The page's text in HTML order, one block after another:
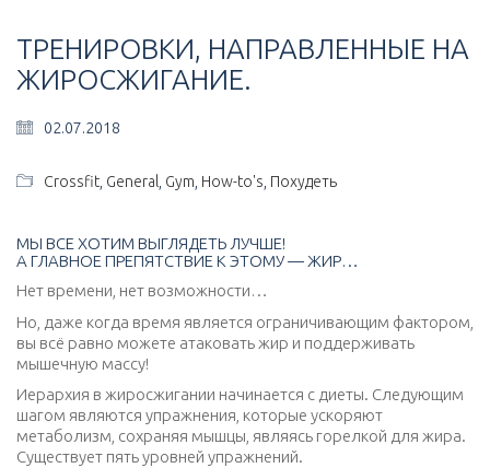
ТРЕНИРОВКИ, НАПРАВЛЕННЫЕ НА
ЖИРОСЖИГАНИЕ.
02.07.2018
Crossfit General Gym How-to's Похудеть
МЫ ВСЕ ХОТИМ ВЫГЛЯДЕТЬ ЛУЧШЕ!
А ГЛАВНОЕ ПРЕПЯТСТВИЕ К ЭТОМУ — ЖИР…
Нет времени, нет возможности…
Но, даже когда время является ограничивающим фактором,
вы всё равно можете атаковать жир и поддерживать
мышечную массу!
Иерархия в жиросжигании начинается с диеты. Следующим
шагом являются упражнения, которые ускоряют
метаболизм, сохраняя мышцы, являясь горелкой для жира.
Существует пять уровней упражнений.